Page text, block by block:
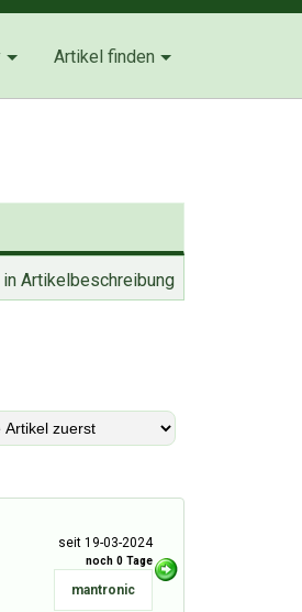
Artikel finden
in Artikelbeschreibung
seit 19-03-2024
noch 0 Tage
mantronic